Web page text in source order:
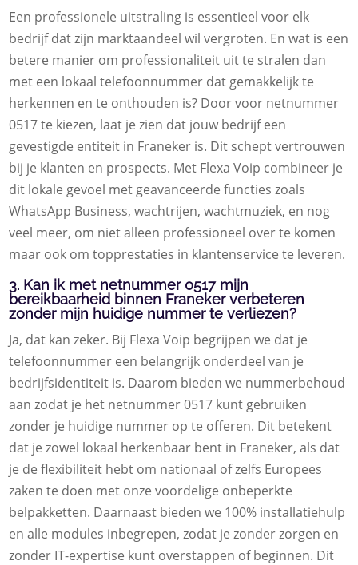
Een professionele uitstraling is essentieel voor elk
bedrijf dat zijn marktaandeel wil vergroten. En wat is een
betere manier om professionaliteit uit te stralen dan
met een lokaal telefoonnummer dat gemakkelijk te
herkennen en te onthouden is? Door voor netnummer
0517 te kiezen, laat je zien dat jouw bedrijf een
gevestigde entiteit in Franeker is. Dit schept vertrouwen
bij je klanten en prospects. Met Flexa Voip combineer je
dit lokale gevoel met geavanceerde functies zoals
WhatsApp Business, wachtrijen, wachtmuziek, en nog
veel meer, om niet alleen professioneel over te komen
maar ook om topprestaties in klantenservice te leveren.
3. Kan ik met netnummer 0517 mijn
bereikbaarheid binnen Franeker verbeteren
zonder mijn huidige nummer te verliezen?
Ja, dat kan zeker. Bij Flexa Voip begrijpen we dat je
telefoonnummer een belangrijk onderdeel van je
bedrijfsidentiteit is. Daarom bieden we nummerbehoud
aan zodat je het netnummer 0517 kunt gebruiken
zonder je huidige nummer op te offeren. Dit betekent
dat je zowel lokaal herkenbaar bent in Franeker, als dat
je de flexibiliteit hebt om nationaal of zelfs Europees
zaken te doen met onze voordelige onbeperkte
belpakketten. Daarnaast bieden we 100% installatiehulp
en alle modules inbegrepen, zodat je zonder zorgen en
zonder IT-expertise kunt overstappen of beginnen. Dit